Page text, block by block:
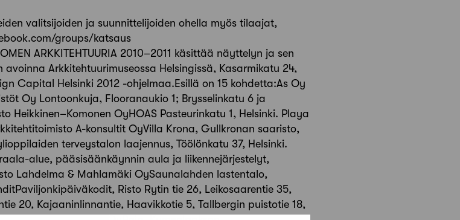
valitsijoiden ja suunnittelijoiden ohella myös tilaajat,
groups/katsaus
ARKKITEHTUURIA 2010–2011 käsittää näyttelyn ja sen
Arkkitehtuurimuseossa Helsingissä, Kasarmikatu 24,
Capital Helsinki 2012 -ohjelmaa.Esillä on 15 kohdetta:As Oy
Oy Lontoonkuja, Flooranaukio 1; Brysselinkatu 6 ja
Heikkinen–Komonen OyHOAS Pasteurinkatu 1, Helsinki. Playa
A-konsultit OyVilla Krona, Gullkronan saaristo,
terveystalon laajennus, Töölönkatu 37, Helsinki.
alue, pääsisäänkäynnin aula ja liikennejärjestelyt,
Lahdelma & Mahlamäki OySaunalahden lastentalo,
Risto Rytin tie 26, Leikosaarentie 35,
20, Kajaaninlinnantie, Haavikkotie 5, Tallbergin puistotie 18,